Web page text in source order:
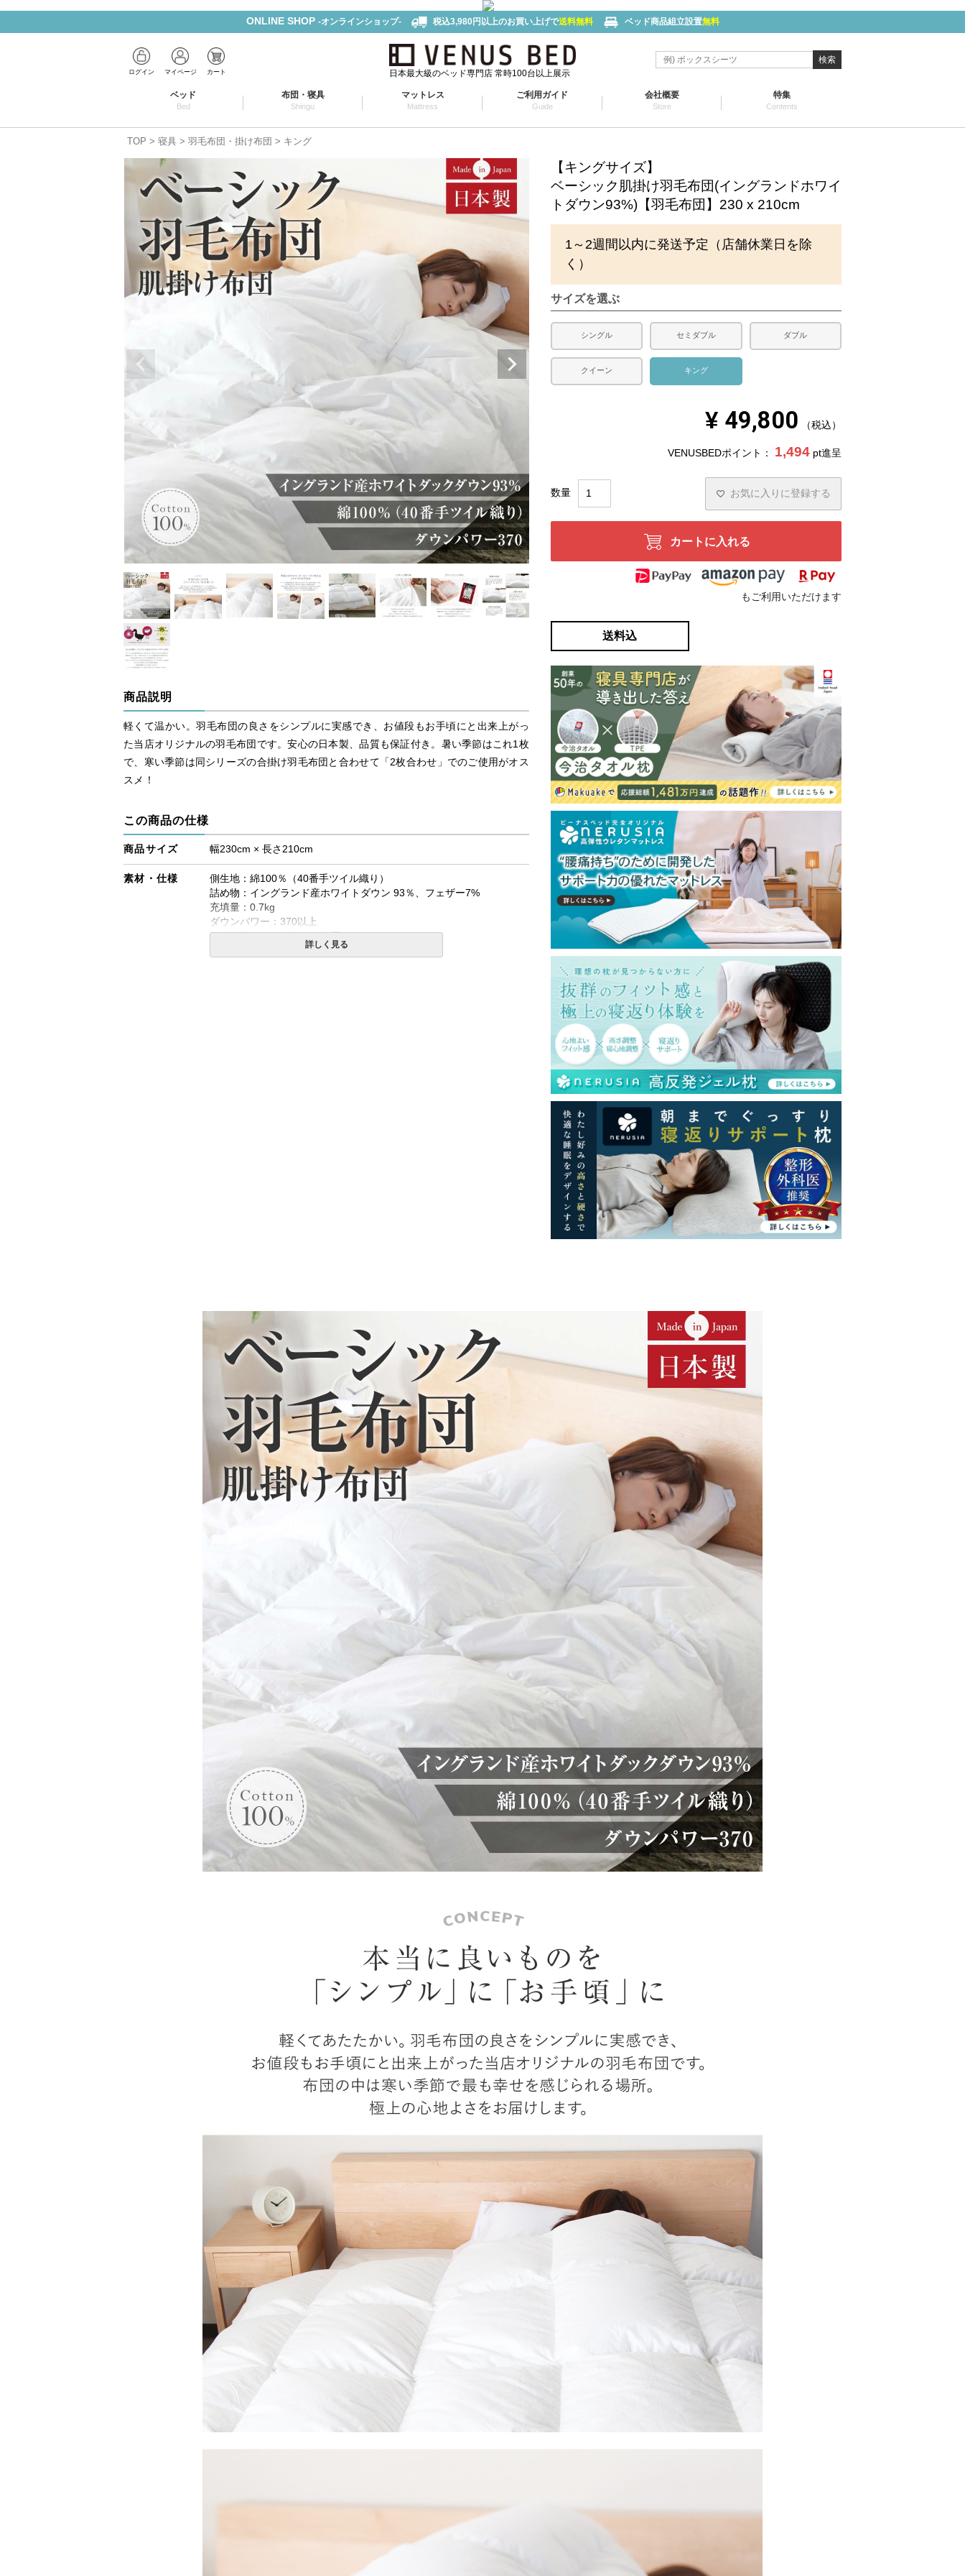
ONLINE SHOP -オンラインショップ- 税込3,980円以上のお買い上げで送料無料 ベッド商品組立設置無料
ログイン マイページ カート 日本最大級のベッド専門店 常時100台以上展示
検索
ベッド
Bed
布団・寝具
Shingu
マットレス
Mattress
ご利用ガイド
Guide
会社概要
Store
特集
Contents
TOP 寝具 羽毛布団・掛け布団 キング
商品説明
軽くて温かい。羽毛布団の良さをシンプルに実感でき、お値段もお手頃にと出来上がっ
た当店オリジナルの羽毛布団です。安心の日本製、品質も保証付き。暑い季節はこれ1枚
で、寒い季節は同シリーズの合掛け羽毛布団と合わせて「2枚合わせ」でのご使用がオス
スメ！
この商品の仕様
商品サイズ 幅230cm × 長さ210cm
素材・仕様
側生地：綿100％（40番手ツイル織り）
詰め物：イングランド産ホワイトダウン 93％、フェザー7%
充填量：0.7kg
ダウンパワー：370以上
※側生地ダウンプルーフ加工
詳しく見る
【キングサイズ】
ベーシック肌掛け羽毛布団(イングランドホワイ
トダウン93%)【羽毛布団】230 x 210cm
1～2週間以内に発送予定（店舗休業日を除
く）
サイズを選ぶ
シングル セミダブル ダブル
クイーン キング
¥ 49,800 税込
VENUSBEDポイント： 1,494 pt進呈
お気に入りに登録する
カートに入れる
もご利用いただけます
送料込